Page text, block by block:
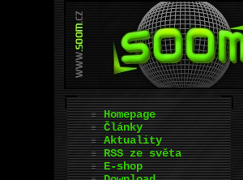
Homepage
Články
Aktuality
RSS ze světa
E-shop